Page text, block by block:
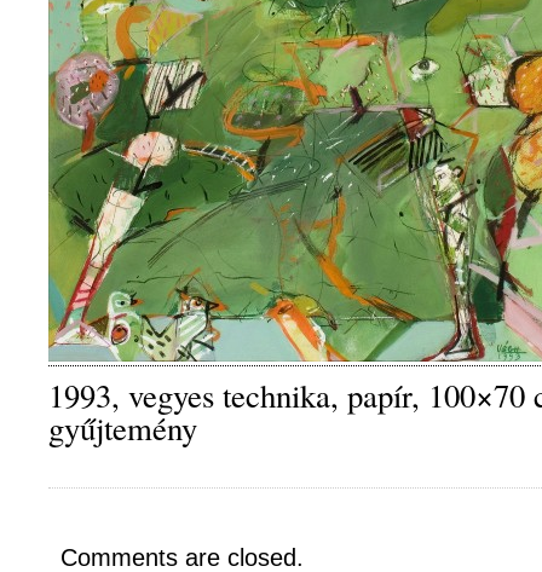
1993, vegyes technika, papír,
gyűjtemény
Comments are closed.